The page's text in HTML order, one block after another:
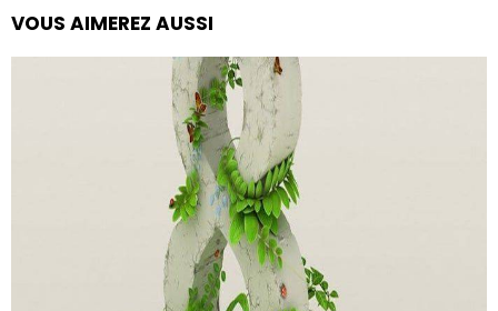
VOUS AIMEREZ AUSSI